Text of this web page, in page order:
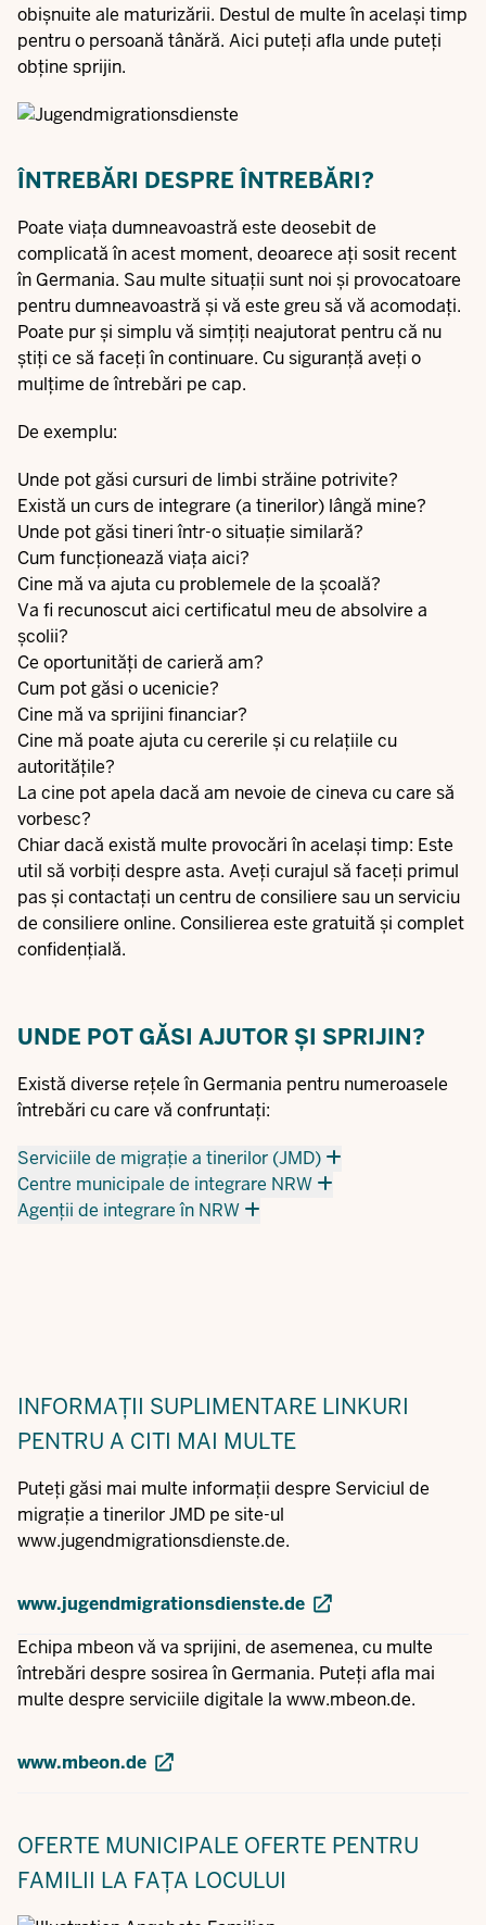
obișnuite ale maturizării. Destul de multe în același timp
pentru o persoană tânără. Aici puteți afla unde puteți
obține sprijin.
ÎNTREBĂRI DESPRE ÎNTREBĂRI?
Poate viața dumneavoastră este deosebit de
complicată în acest moment, deoarece ați sosit recent
în Germania. Sau multe situații sunt noi și provocatoare
pentru dumneavoastră și vă este greu să vă acomodați.
Poate pur și simplu vă simțiți neajutorat pentru că nu
știți ce să faceți în continuare. Cu siguranță aveți o
mulțime de întrebări pe cap.
De exemplu:
Unde pot găsi cursuri de limbi străine potrivite?
Există un curs de integrare (a tinerilor) lângă mine?
Unde pot găsi tineri într-o situație similară?
Cum funcționează viața aici?
Cine mă va ajuta cu problemele de la școală?
Va fi recunoscut aici certificatul meu de absolvire a
școlii?
Ce oportunități de carieră am?
Cum pot găsi o ucenicie?
Cine mă va sprijini financiar?
Cine mă poate ajuta cu cererile și cu relațiile cu
autoritățile?
La cine pot apela dacă am nevoie de cineva cu care să
vorbesc?
Chiar dacă există multe provocări în același timp: Este
util să vorbiți despre asta. Aveți curajul să faceți primul
pas și contactați un centru de consiliere sau un serviciu
de consiliere online. Consilierea este gratuită și complet
confidențială.
UNDE POT GĂSI AJUTOR ȘI SPRIJIN?
Există diverse rețele în Germania pentru numeroasele
întrebări cu care vă confruntați:
Serviciile de migrație a tinerilor (JMD)
Centre municipale de integrare NRW
Agenții de integrare în NRW
INFORMAȚII SUPLIMENTARE LINKURI
PENTRU A CITI MAI MULTE
Puteți găsi mai multe informații despre Serviciul de
migrație a tinerilor JMD pe site-ul
www.jugendmigrationsdienste.de.
www.jugendmigrationsdienste.de
Echipa mbeon vă va sprijini, de asemenea, cu multe
întrebări despre sosirea în Germania. Puteți afla mai
multe despre serviciile digitale la www.mbeon.de.
www.mbeon.de
OFERTE MUNICIPALE OFERTE PENTRU
FAMILII LA FAȚA LOCULUI